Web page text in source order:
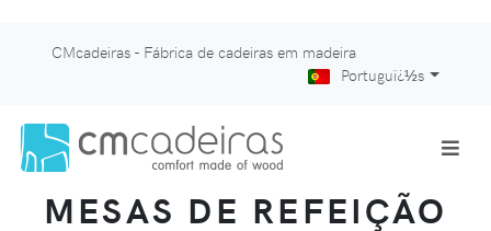
CMcadeiras - Fábrica de cadeiras em madeira
Portuguï¿½s
MESAS DE REFEIÇÃO